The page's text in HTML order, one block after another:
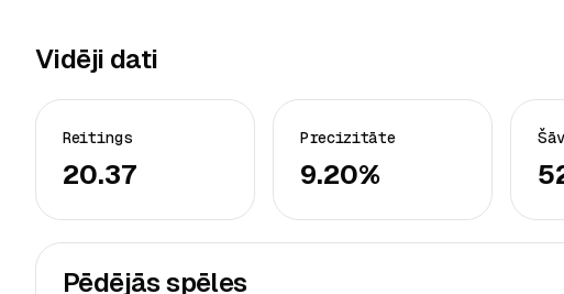
Vidēji dati
Reitings
20.37
Precizitāte
9.20%
Pēdējās spēles